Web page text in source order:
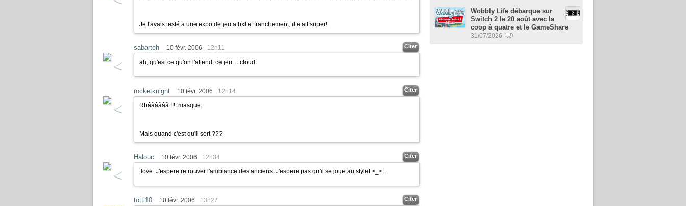
Je l'avais testé a une expo de jeu a bxl et franchement, il etait super!
sabartch 10 févr. 2006 12h11 Citer
ah, qu'est ce qu'on l'attend, ce jeu... :cloud:
rocketknight 10 févr. 2006 12h14 Citer
Rhââââââ !!! :masque:
Mais quand c'est qu'il sort ???
Halouc 10 févr. 2006 12h34 Citer
:love: J'espere retrouver l'ambiance des anciens. J'espere pas qu'il se joue au stylet >_< .
totti10 10 févr. 2006 13h27 Citer
Wobbly Life débarque sur
Switch 2 le 20 août avec la
coop à quatre et le GameShare
31/07/2026